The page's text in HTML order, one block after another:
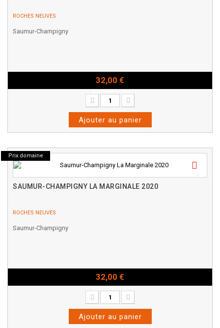
ROCHES NEUVES
Saumur-Champigny
32,00 €
Ajouter au panier
Prix domaine
SAUMUR-CHAMPIGNY LA MARGINALE 2020
ROCHES NEUVES
Saumur-Champigny
32,00 €
Ajouter au panier